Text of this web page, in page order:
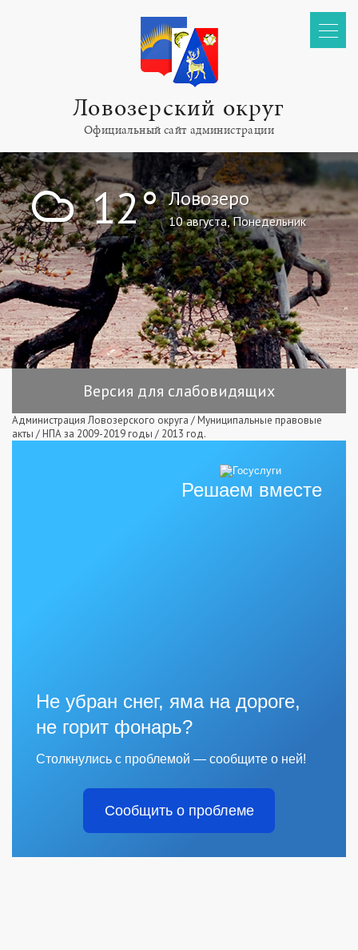
Ловозерский округ
Официальный сайт администрации
! 12° Ловозеро
10 августа, Понедельник
Версия для слабовидящих
Администрация Ловозерского округа / Муниципальные правовые
акты / НПА за 2009-2019 годы / 2013 год.
Решаем вместе
Не убран снег, яма на дороге,
не горит фонарь?
Столкнулись с проблемой — сообщите о ней!
Сообщить о проблеме